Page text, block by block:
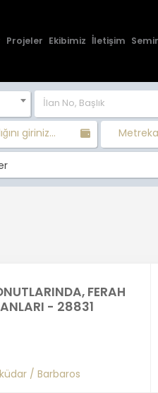
Projeler Ekibimiz İletişim
giriniz...
FERAH
- 28831
/ Barbaros